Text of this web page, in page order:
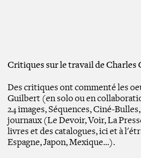
Critiques sur le travail de Charles
Des critiques ont commenté les
Guilbert (en solo ou en
24 images, Séquences, Ciné-
journaux (Le Devoir, Voir, La
livres et des catalogues, ici et à
Espagne, Japon, Mexique...).